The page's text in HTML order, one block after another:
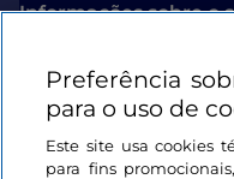
Informações sobre o
Ligações úteis
Iniciar sessão
Preferência
para o uso de
Este site usa cookies
para fins